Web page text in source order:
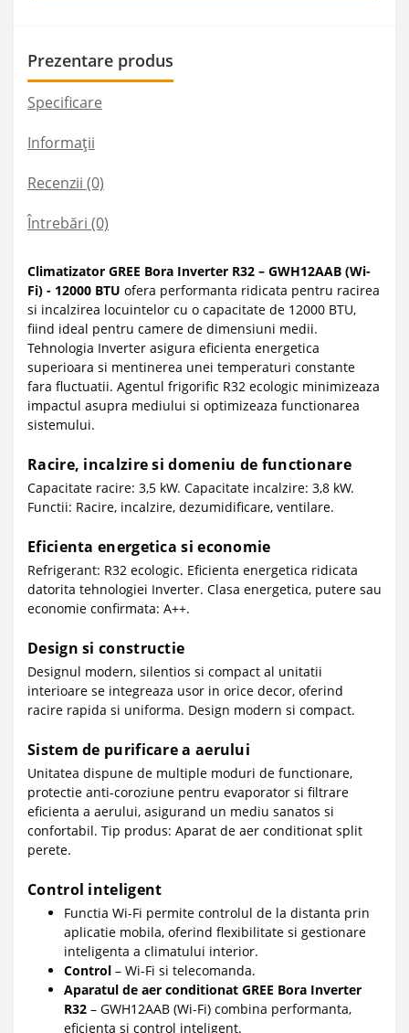
Prezentare produs
Specificare
Informații
Recenzii (0)
Întrebări (0)
Climatizator GREE Bora Inverter R32 – GWH12AAB (Wi-
Fi) - 12000 BTU ofera performanta ridicata pentru racirea
si incalzirea locuintelor cu o capacitate de 12000 BTU,
fiind ideal pentru camere de dimensiuni medii.
Tehnologia Inverter asigura eficienta energetica
superioara si mentinerea unei temperaturi constante
fara fluctuatii. Agentul frigorific R32 ecologic minimizeaza
impactul asupra mediului si optimizeaza functionarea
sistemului.
Racire, incalzire si domeniu de functionare
Capacitate racire: 3,5 kW. Capacitate incalzire: 3,8 kW.
Functii: Racire, incalzire, dezumidificare, ventilare.
Eficienta energetica si economie
Refrigerant: R32 ecologic. Eficienta energetica ridicata
datorita tehnologiei Inverter. Clasa energetica, putere sau
economie confirmata: A++.
Design si constructie
Designul modern, silentios si compact al unitatii
interioare se integreaza usor in orice decor, oferind
racire rapida si uniforma. Design modern si compact.
Sistem de purificare a aerului
Unitatea dispune de multiple moduri de functionare,
protectie anti-coroziune pentru evaporator si filtrare
eficienta a aerului, asigurand un mediu sanatos si
confortabil. Tip produs: Aparat de aer conditionat split
perete.
Control inteligent
Functia Wi-Fi permite controlul de la distanta prin
aplicatie mobila, oferind flexibilitate si gestionare
inteligenta a climatului interior.
Control – Wi-Fi si telecomanda.
Aparatul de aer conditionat GREE Bora Inverter
R32 – GWH12AAB (Wi-Fi) combina performanta,
eficienta si control inteligent.